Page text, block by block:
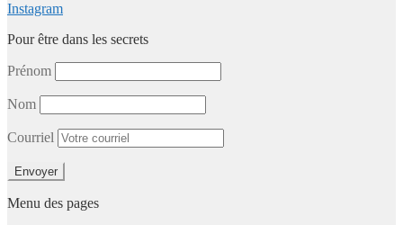
Instagram
Pour être dans les secrets
Prénom
Nom
Courriel
Menu des pages